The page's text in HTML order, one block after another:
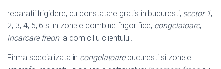
reparatii frigidere, cu constatare gratis in bucuresti, sector 1,
2, 3, 4, 5, 6 si in zonele combine frigorifice, congelatoare,
incarcare freonla domiciliu clientului.
Firma specializata in congelatoarebucuresti si zonele